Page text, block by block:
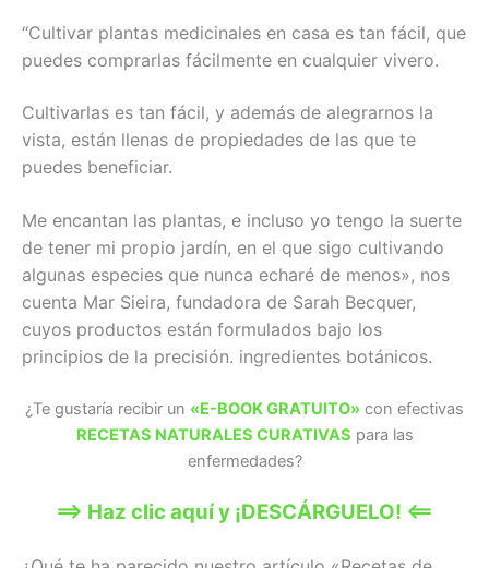
“Cultivar plantas medicinales en casa es tan fácil, que
puedes comprarlas fácilmente en cualquier vivero.
Cultivarlas es tan fácil, y además de alegrarnos la
vista, están llenas de propiedades de las que te
puedes beneficiar.
Me encantan las plantas, e incluso yo tengo la suerte
de tener mi propio jardín, en el que sigo cultivando
algunas especies que nunca echaré de menos», nos
cuenta Mar Sieira, fundadora de Sarah Becquer,
cuyos productos están formulados bajo los
principios de la precisión. ingredientes botánicos.
¿Te gustaría recibir un «E-BOOK GRATUITO» con efectivas
RECETAS NATURALES CURATIVAS para las
enfermedades?
==> Haz clic aquí y ¡DESCÁRGUELO! <==